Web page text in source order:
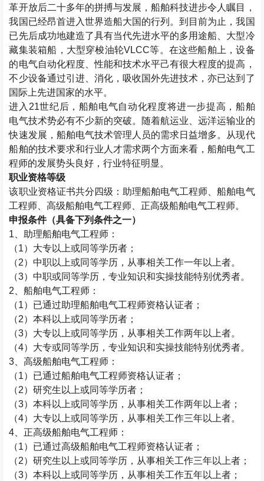
革开放后二十多年的拼搏与发展，船舶科技进步令人瞩目，
我国已经昂首进入世界造船大国的行列。到目前为止，我国
已先后成功地建造了具有当代先进水平的多用途船、大型冷
藏集装箱船，大型穿梭油轮VLCC等。在这些船舶上，设备
的电气自动化程度、性能和技术水平己有很大程度的提高，
不少设备通过引进、消化，吸收国外先进技术，亦已达到了
国际上先进国家的水平。
进入 21世纪后，船舶电气自动化程度将进一步提高，船舶
电气技术势必有不少新的突破。随着航运业、远洋运输业的
快速发展，船舶电气技术管理人员的需求日益增多。从现代
船舶的技术要求和行业人才需求两个方面来看，船舶电气工
程师的发展势头良好，行业特征明显。
职业资格等级
该职业资格证书共分四级：助理船舶电气工程师、船舶电气
工程师、高级船舶电气工程师、正高级船舶电气工程师。
申报条件（具备下列条件之一）
1 、助理船舶电气工程师：
（1）大专以上或同等学历者；
（2）中职以上或同等学历，从事相关工作一年以上者。
（3）中职或同等学历，专业知识和实操技能特别优秀者。
2 、船舶电气工程师：
（1）已通过助理船舶电气工程师资格认证者；
（2）本科以上或同等学历者；
（3）大专以上或同等学历，从事相关工作两年以上者。
（4）大专或同等学历，专业知识和实操技能特别优秀者。
3 、高级船舶电气工程师：
（1）已通过船舶电气工程师资格认证者；
（2）研究生以上或同等学历者；
（3）本科以上或同等学历，从事相关工作两年以上者；
（4）大专以上或同等学历，从事相关工作三年以上者。
4 、正高级船舶电气工程师：
（1）已通过高级船舶电气工程师资格认证者；
（2）研究生以上或同等学历，从事相关工作三年以上者；
（3）本科以上或同等学历，从事相关工作五年以上者；